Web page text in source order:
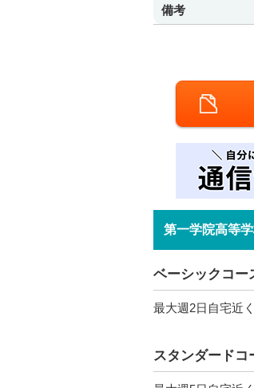
備考
第一学院高等
ベーシックコー
最大週2日自宅近
スタンダードコ